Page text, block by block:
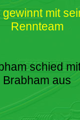
mit
Rennteam
schied
Brabham aus